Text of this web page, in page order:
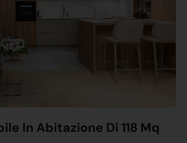
In Abitazione Di 118 Mq